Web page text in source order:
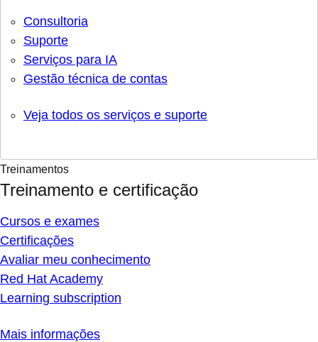
Consultoria
Suporte
Serviços para IA
Gestão técnica de contas
Veja todos os serviços e suporte
Treinamentos
Treinamento e certificação
Cursos e exames
Certificações
Avaliar meu conhecimento
Red Hat Academy
Learning subscription
Mais informações